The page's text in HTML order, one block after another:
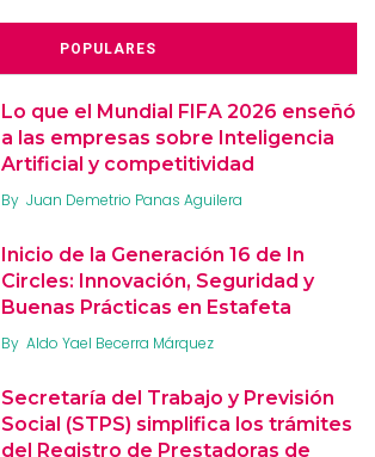
POPULARES
Lo que el Mundial FIFA 2026 enseñó
a las empresas sobre Inteligencia
Artificial y competitividad
By Juan Demetrio Panas Aguilera
Inicio de la Generación 16 de In
Circles: Innovación, Seguridad y
Buenas Prácticas en Estafeta
By Aldo Yael Becerra Márquez
Secretaría del Trabajo y Previsión
Social (STPS) simplifica los trámites
del Registro de Prestadoras de